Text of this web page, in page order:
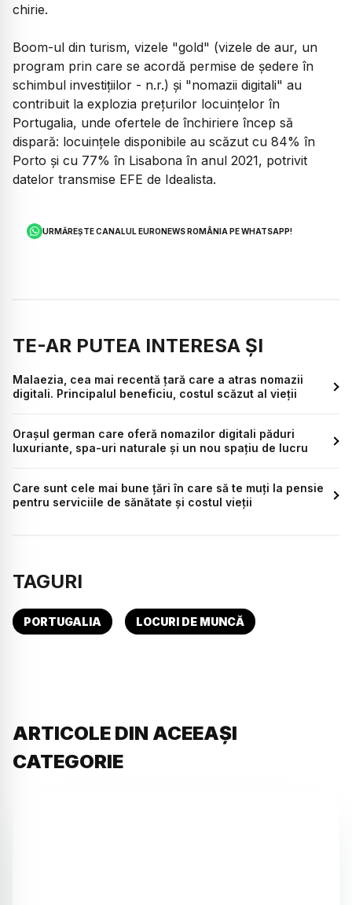
chirie.
Boom-ul din turism, vizele "gold" (vizele de aur, un
program prin care se acordă permise de şedere în
schimbul investiţiilor - n.r.) şi "nomazii digitali" au
contribuit la explozia preţurilor locuinţelor în
Portugalia, unde ofertele de închiriere încep să
dispară: locuinţele disponibile au scăzut cu 84% în
Porto şi cu 77% în Lisabona în anul 2021, potrivit
datelor transmise EFE de Idealista.
URMĂREȘTE CANALUL EURONEWS ROMÂNIA PE WHATSAPP!
TE-AR PUTEA INTERESA ȘI
Malaezia, cea mai recentă țară care a atras nomazii
digitali. Principalul beneficiu, costul scăzut al vieții
Orașul german care oferă nomazilor digitali păduri
luxuriante, spa-uri naturale și un nou spațiu de lucru
Care sunt cele mai bune țări în care să te muți la pensie
pentru serviciile de sănătate și costul vieții
TAGURI
PORTUGALIA LOCURI DE MUNCĂ
ARTICOLE DIN ACEEAȘI
CATEGORIE